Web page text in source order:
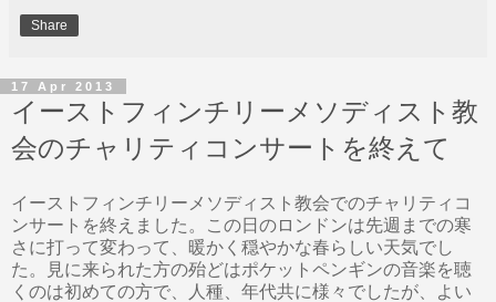
Share
17 Apr 2013
イーストフィンチリーメソディスト教
会のチャリティコンサートを終えて
イーストフィンチリーメソディスト教会でのチャリティコ
ンサートを終えました。この日のロンドンは先週までの寒
さに打って変わって、暖かく穏やかな春らしい天気でし
た。見に来られた方の殆どはポケットペンギンの音楽を聴
くのは初めての方で、人種、年代共に様々でしたが、よい